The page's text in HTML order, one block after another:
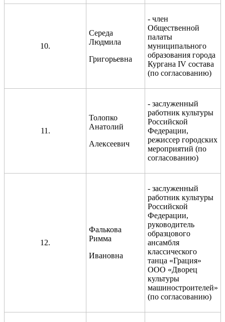
10.
Середа
Людмила
Григорьевна
- член
Общественной
палаты
муниципального
образования города
Кургана IV состава
(по согласованию)
11.
Толопко
Анатолий
Алексеевич
- заслуженный
работник культуры
Российской
Федерации,
режиссер городских
мероприятий (по
согласованию)
12.
Фалькова
Римма
Ивановна
- заслуженный
работник культуры
Российской
Федерации,
руководитель
образцового
ансамбля
классического
танца «Грация»
ООО «Дворец
культуры
машиностроителей»
(по согласованию)